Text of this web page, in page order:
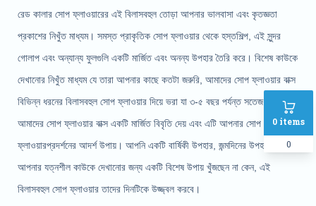
0 items
0
রেড কালার সোপ ফ্লাওয়ারের এই বিলাসবহুল তোড়া আপনার ভালবাসা এবং কৃতজ্ঞতা
প্রকাশের নিখুঁত মাধ্যম। সমস্ত প্রাকৃতিক সোপ ফ্লাওয়ার থেকে হস্তশিল্প, এই সুন্দর
গোলাপ এবং অন্যান্য ফুলগুলি একটি মার্জিত এবং অনন্য উপহার তৈরি করে। বিশেষ কাউকে
দেখানোর নিখুঁত মাধ্যম যে তারা আপনার কাছে কতটা জরুরি, আমাদের সোপ ফ্লাওয়ার বাক্স
বিভিন্ন ধরনের বিলাসবহুল সোপ ফ্লাওয়ার দিয়ে ভরা যা ৩-৫ বছর পর্যন্ত সতেজ থাকে ।
আমাদের সোপ ফ্লাওয়ার বাক্স একটি মার্জিত বিবৃতি দেয় এবং এটি আপনার সোপ
ফ্লাওয়ারপ্রদর্শনের আদর্শ উপায়। আপনি একটি বার্ষিকী উপহার, জন্মদিনের উপহার, বা
আপনার যত্নশীল কাউকে দেখানোর জন্য একটি বিশেষ উপায় খুঁজছেন না কেন, এই
বিলাসবহুল সোপ ফ্লাওয়ার তাদের দিনটিকে উজ্জ্বল করবে।